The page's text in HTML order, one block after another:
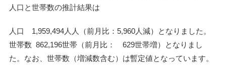
人口と世帯数の推計結果は
人口 1,959,494人人（前月比：5,960人減）となりました。
世帯数 862,196世帯（前月比： 629世帯増）となりまし
た。なお、世帯数（増減数含む）は暫定値となっています。